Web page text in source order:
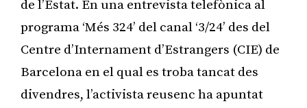
de l’Estat. En una entrevista telefònica al
programa ‘Més 324’ del canal ‘3/24’ des del
Centre d’Internament d’Estrangers (CIE) de
Barcelona en el qual es troba tancat des
divendres, l’activista reusenc ha apuntat